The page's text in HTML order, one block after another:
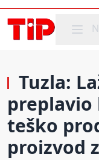
Tuzla:
preplavio
teško
proizvod